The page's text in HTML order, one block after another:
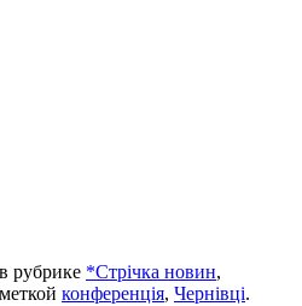
рубрике *Стрічка новин,
конференція, Чернівці.